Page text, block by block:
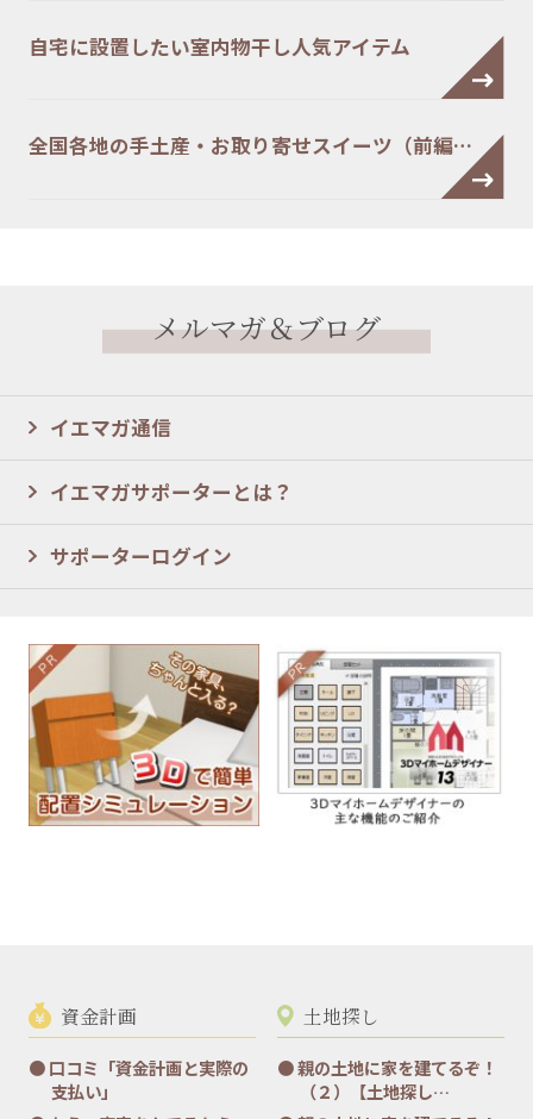
自宅に設置したい室内物干し人気アイテム
全国各地の手土産・お取り寄せスイーツ（前編…
メルマガ＆ブログ
イエマガ通信
イエマガサポーターとは？
サポーターログイン
資金計画
口コミ「資金計画と実際の
支払い」
土地探し
親の土地に家を建てるぞ！
（２）【土地探し…